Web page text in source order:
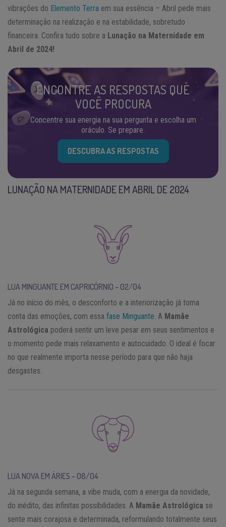
vibrações do Elemento Terra em sua essência – Abril pede mais
determinação na realização e na estabilidade, sobretudo
financeira. Confira tudo sobre a Lunação na Maternidade em
Abril de 2024!
ENCONTRE AS RESPOSTAS QUE
VOCÊ PROCURA
Concentre sua energia na sua pergunta e escolha um
oráculo. Se prepare.
DESCUBRA AS RESPOSTAS
LUNAÇÃO NA MATERNIDADE EM ABRIL DE 2024
LUA MINGUANTE EM CAPRICÓRNIO – 02/04
Já no início do mês, o desconforto e a interiorização já toma
conta das emoções, com essa fase Minguante . A Mamãe
Astrológica poderá sentir um leve pesar em seus sentimentos e
o momento pede mais relaxamento e autocuidado. O ideal é focar
no que realmente importa nesse período para que não haja
desgastes.
LUA NOVA EM ÁRIES – 08/04
Já na segunda semana, a vibe muda, com a energia da novidade,
do inédito, das infinitas possibilidades. A Mamãe Astrológica se
sente mais corajosa e determinada, reformulando totalmente seus